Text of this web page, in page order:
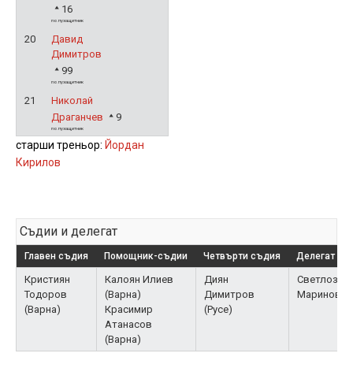
16
полузащитник
20
Давид
Димитров
99
полузащитник
21
Николай
Драганчев
9
полузащитник
старши треньор: Йордан
Кирилов
Съдии и делегат
Главен съдия Помощник-съдии Четвърти съдия Делегат
Кристиян
Тодоров
(Варна)
Калоян Илиев
(Варна)
Красимир
Атанасов
(Варна)
Диян
Димитров
(Русе)
Светлозар
Маринов